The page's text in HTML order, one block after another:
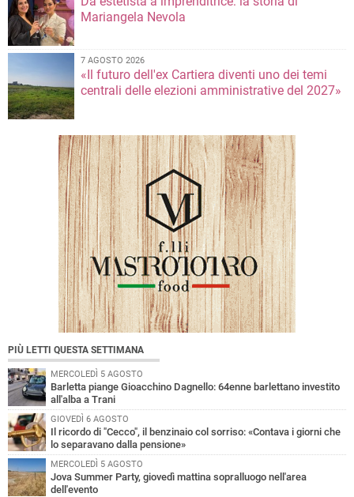
Mariangela Nevola
7 AGOSTO 2026
«Il futuro dell'ex Cartiera diventi uno dei temi
centrali delle elezioni amministrative del 2027»
PIÙ LETTI QUESTA SETTIMANA
MERCOLEDÌ 5 AGOSTO
Barletta piange Gioacchino Dagnello: 64enne barlettano investito
all'alba a Trani
GIOVEDÌ 6 AGOSTO
Il ricordo di "Cecco", il benzinaio col sorriso: «Contava i giorni che
lo separavano dalla pensione»
MERCOLEDÌ 5 AGOSTO
Jova Summer Party, giovedì mattina sopralluogo nell'area
dell'evento